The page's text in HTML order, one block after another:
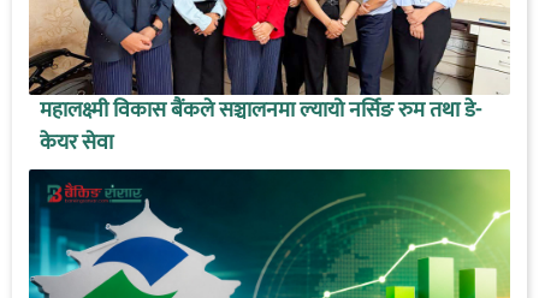
महालक्ष्मी विकास बैंकले सञ्चालनमा ल्यायो नर्सिङ रुम तथा डे-
केयर सेवा